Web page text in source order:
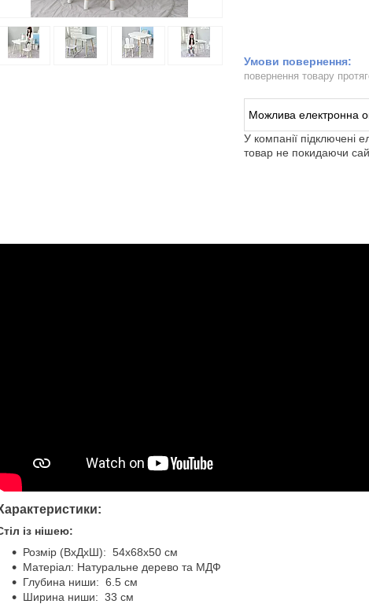
повернення товару
У компанії підключені
товар не покидаючи
із нішею:
Розмір (ВхДхШ): 54х68х50 см
Матеріал: Натуральне дерево та МДФ
Глубина ниши: 6.5 см
Ширина ниши: 33 см